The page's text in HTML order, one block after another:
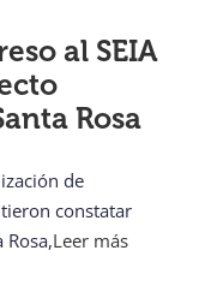
al SEIA
Rosa
de
constatar
Leer más